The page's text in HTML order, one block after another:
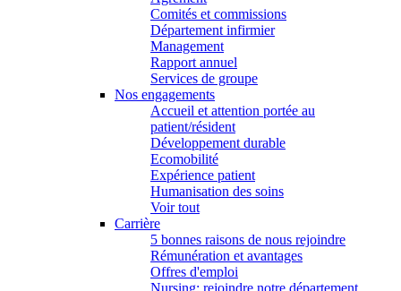
Comités et commissions
Département infirmier
Management
Rapport annuel
Services de groupe
Nos engagements
Accueil et attention portée au
patient/résident
Développement durable
Ecomobilité
Expérience patient
Humanisation des soins
Voir tout
Carrière
5 bonnes raisons de nous rejoindre
Rémunération et avantages
Offres d'emploi